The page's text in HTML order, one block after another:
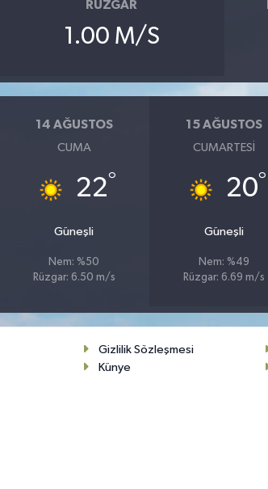
RÜZGAR
1.00 M/S
14 AĞUSTOS
CUMA
22°
Güneşli
Nem: %50
Rüzgar: 6.50 m/s
15 AĞUSTOS
CUMARTESI
20°
Güneşli
Nem: %49
Rüzgar: 6.69 m/s
Gizlilik Sözleşmesi
Künye